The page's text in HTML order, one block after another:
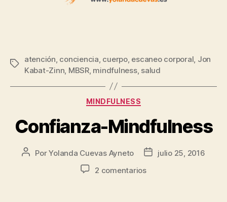
atención, conciencia, cuerpo, escaneo corporal, Jon
Kabat-Zinn, MBSR, mindfulness, salud
MINDFULNESS
Confianza-Mindfulness
PorYolanda Cuevas Ayneto
julio 25, 2016
2 comentarios